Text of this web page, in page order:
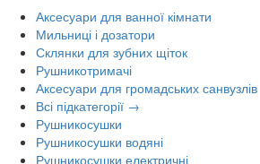
Аксесуари для ванної кімнати
Мильниці і дозатори
Склянки для зубних щіток
Рушникотримачі
Аксесуари для громадських санвузлів
Всі підкатегорії →
Рушникосушки
Рушникосушки водяні
Рушникосушки електричні